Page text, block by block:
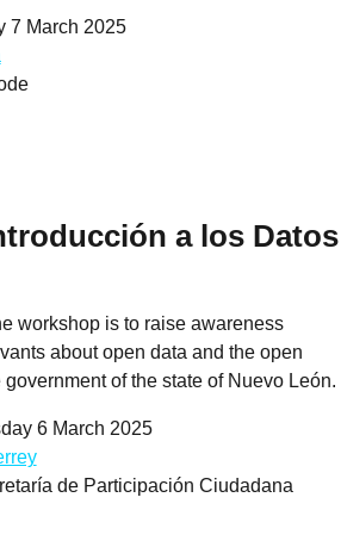
7 March 2025
a los Datos
workshop is to raise awareness
about open data and the open
of the state of Nuevo León.
6 March 2025
de Participación Ciudadana